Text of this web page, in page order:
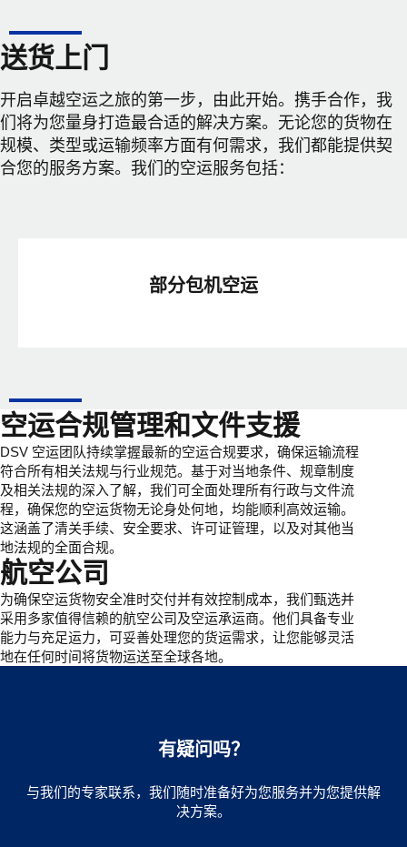
送货上门
开启卓越空运之旅的第一步，由此开始。携手合作，我
们将为您量身打造最合适的解决方案。无论您的货物在
规模、类型或运输频率方面有何需求，我们都能提供契
合您的服务方案。我们的空运服务包括：
部分包机空运
空运合规管理和文件支援
DSV 空运团队持续掌握最新的空运合规要求，确保运输流程
符合所有相关法规与行业规范。基于对当地条件、规章制度
及相关法规的深入了解，我们可全面处理所有行政与文件流
程，确保您的空运货物无论身处何地，均能顺利高效运输。
这涵盖了清关手续、安全要求、许可证管理，以及对其他当
地法规的全面合规。
航空公司
为确保空运货物安全准时交付并有效控制成本，我们甄选并
采用多家值得信赖的航空公司及空运承运商。他们具备专业
能力与充足运力，可妥善处理您的货运需求，让您能够灵活
地在任何时间将货物运送至全球各地。
有疑问吗？
与我们的专家联系，我们随时准备好为您服务并为您提供解
决方案。